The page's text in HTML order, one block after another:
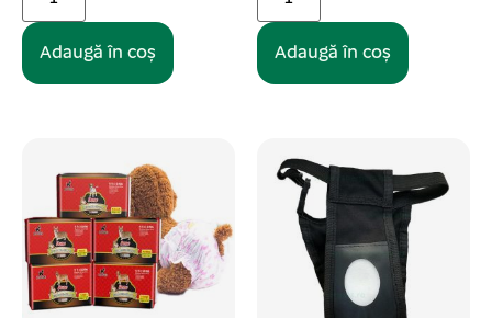
Adaugă în coș Adaugă în coș